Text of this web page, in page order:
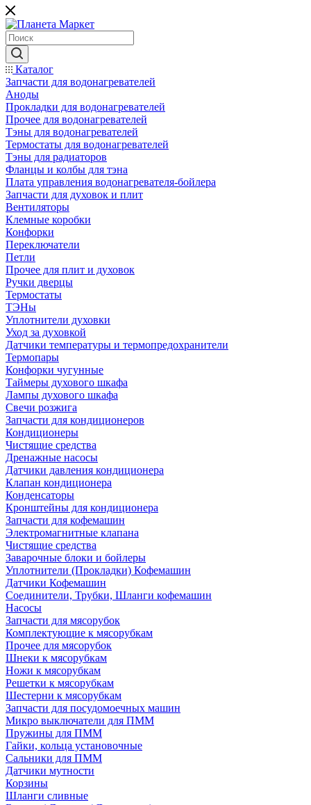
Каталог
Запчасти для водонагревателей
Аноды
Прокладки для водонагревателей
Прочее для водонагревателей
Тэны для водонагревателей
Термостаты для водонагревателей
Тэны для радиаторов
Фланцы и колбы для тэна
Плата управления водонагревателя-бойлера
Запчасти для духовок и плит
Вентиляторы
Клемные коробки
Конфорки
Переключатели
Петли
Прочее для плит и духовок
Ручки дверцы
Термостаты
ТЭНы
Уплотнители духовки
Уход за духовкой
Датчики температуры и термопредохранители
Термопары
Конфорки чугунные
Таймеры духового шкафа
Лампы духового шкафа
Свечи розжига
Запчасти для кондиционеров
Кондиционеры
Чистящие средства
Дренажные насосы
Датчики давления кондиционера
Клапан кондиционера
Конденсаторы
Кронштейны для кондиционера
Запчасти для кофемашин
Электромагнитные клапана
Чистящие средства
Заварочные блоки и бойлеры
Уплотнители (Прокладки) Кофемашин
Датчики Кофемашин
Соединители, Трубки, Шланги кофемашин
Насосы
Запчасти для мясорубок
Комплектующие к мясорубкам
Прочее для мясорубок
Шнеки к мясорубкам
Ножи к мясорубкам
Решетки к мясорубкам
Шестерни к мясорубкам
Запчасти для посудомоечных машин
Микро выключатели для ПММ
Пружины для ПММ
Гайки, кольца установочные
Сальники для ПММ
Датчики мутности
Корзины
Шланги сливные